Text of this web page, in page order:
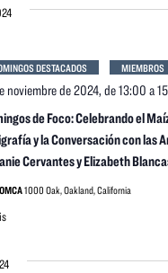
de Foco: Celebrando el
y la Conversación con las
Cervantes y Elizabeth
noviembre de 2024, de 13:00 a
DESTACADOS MIEMBROS
1000 Oak, Oakland, California